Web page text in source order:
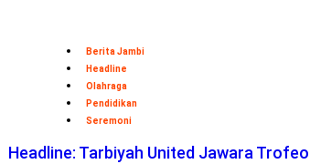
Berita Jambi
Headline
Olahraga
Pendidikan
Seremoni
Headline: Tarbiyah United Jawara